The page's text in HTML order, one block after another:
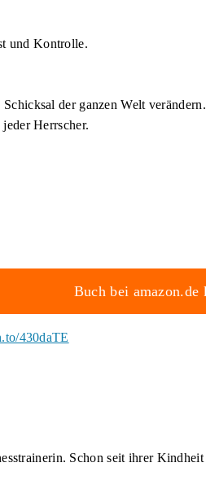
und Kontrolle.
der ganzen Welt verändern.
Herrscher.
Buch bei amazon.de
430daTE
Schon seit ihrer Kindheit